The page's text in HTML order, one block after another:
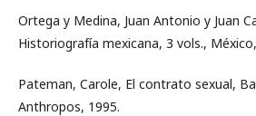
Ortega y Medina, Juan Antonio y Juan
Historiografía mexicana, 3 vols.,
Pateman, Carole, El contrato sexual,
Anthropos, 1995.